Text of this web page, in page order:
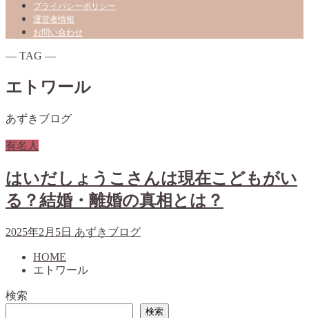
プライバシーポリシー
運営者情報
お問い合わせ
― TAG ―
エトワール
あずきブログ
有名人
はいだしょうこさんは現在こどもがい
る？結婚・離婚の真相とは？
2025年2月5日 あずきブログ
HOME
エトワール
検索
検索